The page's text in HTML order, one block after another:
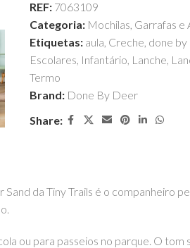
REF: 7063109
Categoria: Mochilas, Garrafas e
Etiquetas: aula, Creche, done by
Escolares, Infantário, Lanche,
Termo
Brand: Done By Deer
Share:
da Tiny Trails é o companheiro
ou para passeios no parque. O